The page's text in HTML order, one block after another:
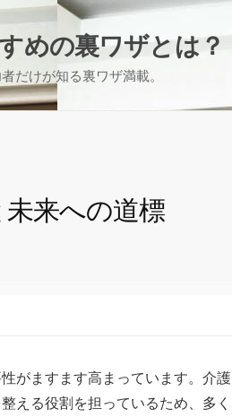
めの裏ワザとは？
だけが知る裏ワザ満載。
来への道標
がますます高まっています。 介護
える役割を担っているため、多く